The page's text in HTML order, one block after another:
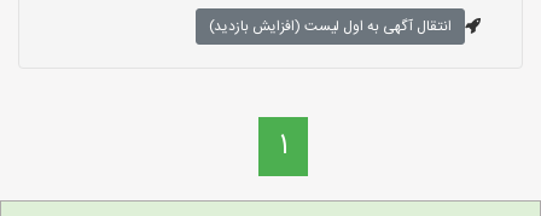
انتقال آگهی به اول لیست (افزایش بازدید)
1